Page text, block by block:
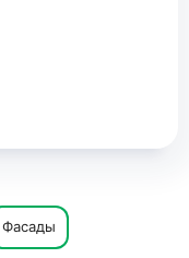
Фасады